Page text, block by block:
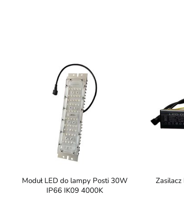
Moduł LED do lampy Posti 30W
IP66 IK09 4000K
Zasilacz LED IP67 do lampy